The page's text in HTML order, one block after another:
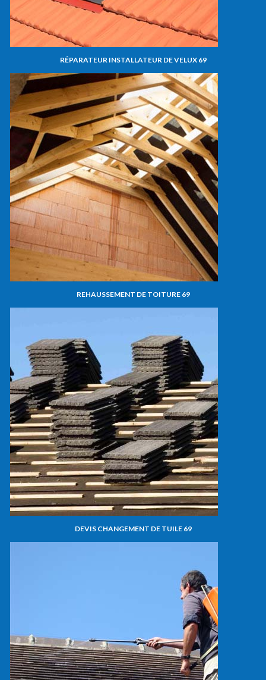
RÉPARATEUR INSTALLATEUR DE VELUX 69
REHAUSSEMENT DE TOITURE 69
DEVIS CHANGEMENT DE TUILE 69